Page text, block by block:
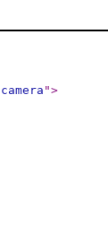
camera ">